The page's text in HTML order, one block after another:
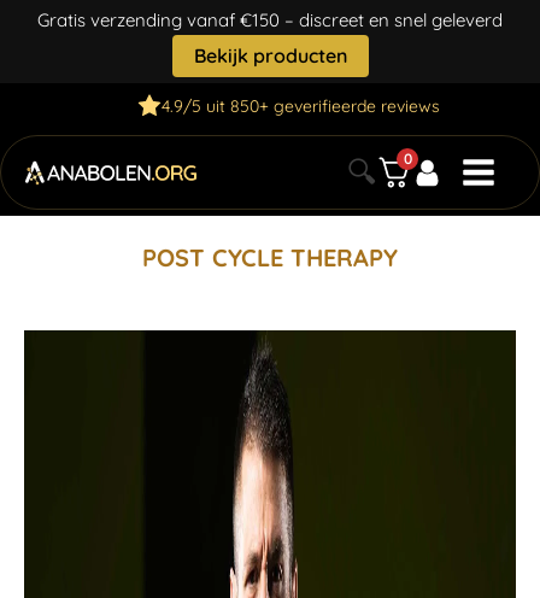
Gratis verzending vanaf €150 – discreet en snel geleverd
Bekijk producten
4.9/5 uit 850+ geverifieerde reviews
🔍 0
POST CYCLE THERAPY